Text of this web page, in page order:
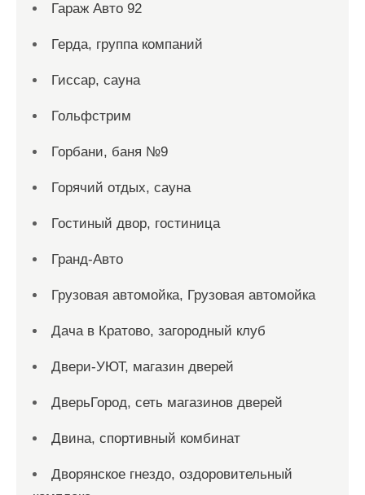
Гараж Авто 92
Герда, группа компаний
Гиссар, сауна
Гольфстрим
Горбани, баня №9
Горячий отдых, сауна
Гостиный двор, гостиница
Гранд-Авто
Грузовая автомойка, Грузовая автомойка
Дача в Кратово, загородный клуб
Двери-УЮТ, магазин дверей
ДверьГород, сеть магазинов дверей
Двина, спортивный комбинат
Дворянское гнездо, оздоровительный